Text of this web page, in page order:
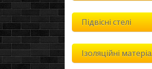
Підвісні стелі
Ізоляційні